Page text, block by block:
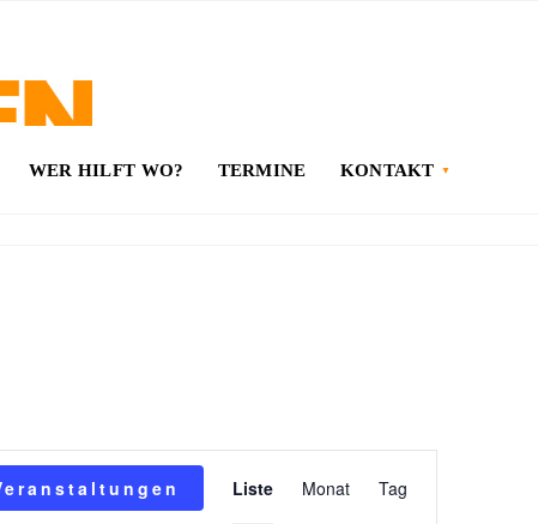
WER HILFT WO? TERMINE KONTAKT
Ansichten-
Liste Monat Tag